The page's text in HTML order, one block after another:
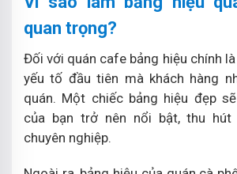
quan trọng?
Đối với quán cafe bảng hiệu chính là
yếu tố đầu tiên mà khách hàng
quán. Một chiếc bảng hiệu đẹp
của bạn trở nên nổi bật, thu hút
chuyên nghiệp.